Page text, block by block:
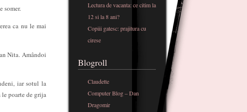
somer.
ca nu le mai
Nita. Amândoi
iar sotul la
le poarte de grija
Lectura de vacanta: ce citim la
12 si la 8 ani?
Copiii gatesc: prajitura cu
cirese
Blogroll
Claudette
Computer Blog – Dan
Dragomir